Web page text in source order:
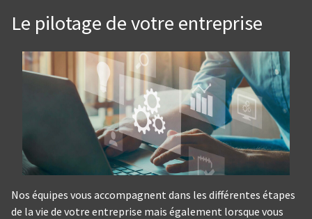
Le pilotage de votre entreprise
Nos équipes vous accompagnent dans les différentes étapes
de la vie de votre entreprise mais également lorsque vous